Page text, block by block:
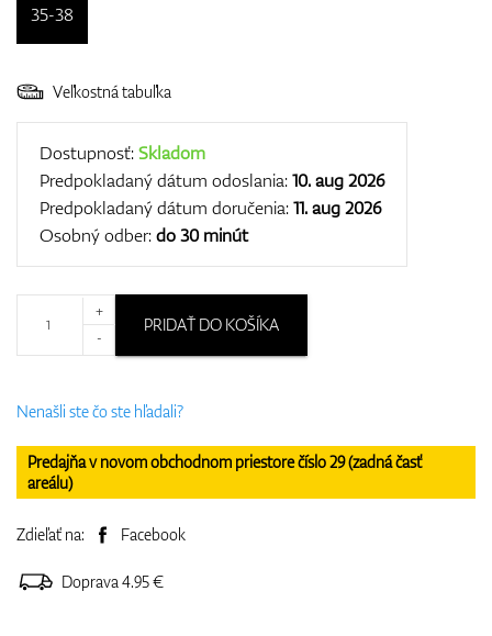
35-38
Veľkostná tabuľka
Dostupnosť:Skladom
Predpokladaný dátum odoslania:10. aug 2026
Predpokladaný dátum doručenia:11. aug 2026
Osobný odber:do 30 minút
+
-
PRIDAŤ DO KOŠÍKA
Nenašli ste čo ste hľadali?
Predajňa v novom obchodnom priestore číslo 29 (zadná časť
areálu)
Zdieľať na: Facebook
Doprava 4.95 €